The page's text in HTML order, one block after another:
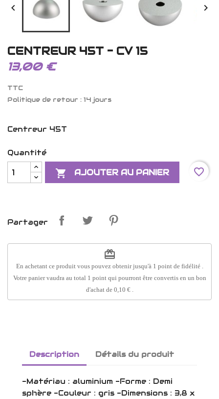
 
CENTREUR 45T - CV 15
13,00 €
TTC
Politique de retour : 14 jours
Centreur 45T
Quantité
 AJOUTER AU PANIER favorite_border
Partager
redeem
En achetant ce produit vous pouvez obtenir jusqu'à 1 point de fidélité.
Votre panier vaudra au total 1 pointqui pourront être convertis en un bon
d'achat de 0,10 €.
Description Détails du produit
-Matériau : aluminium -Forme : Demi
sphère -Couleur : gris -Dimensions : 3,8 x